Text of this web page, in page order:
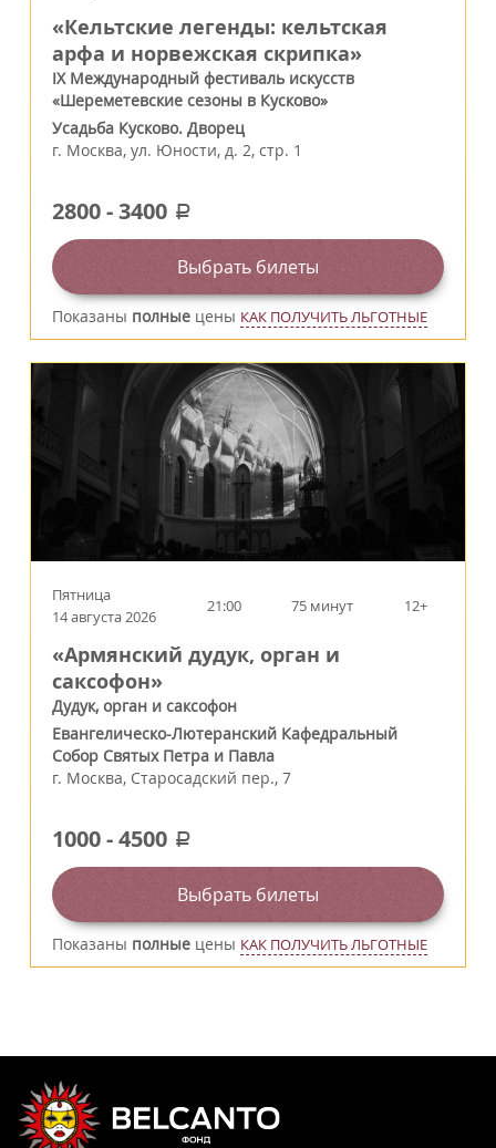
«Кельтские легенды: кельтская
арфа и норвежская скрипка»
IX Международный фестиваль искусств
«Шереметевские сезоны в Кусково»
Усадьба Кусково. Дворец
г. Москва, ул. Юности, д. 2, стр. 1
2800-3400 a
Выбрать билеты
Показаны полные цены КАК ПОЛУЧИТЬ ЛЬГОТНЫЕ
Пятница
14 августа 2026
21:00 75 минут 12+
«Армянский дудук, орган и
саксофон»
Дудук, орган и саксофон
Евангелическо-Лютеранский Кафедральный
Собор Святых Петра и Павла
г. Москва, Старосадский пер., 7
1000-4500 a
Выбрать билеты
Показаны полные цены КАК ПОЛУЧИТЬ ЛЬГОТНЫЕ